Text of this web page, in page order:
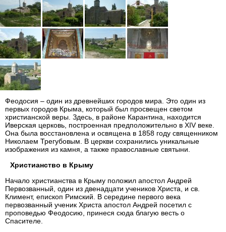
Феодосия – один из древнейших городов мира. Это один из
первых городов Крыма, который был просвещен светом
христианской веры. Здесь, в районе Карантина, находится
Иверская церковь, построенная предположительно в XIV веке.
Она была восстановлена и освящена в 1858 году священником
Николаем Трегубовым. В церкви сохранились уникальные
изображения из камня, а также православные святыни.
Христианство в Крыму
Начало христианства в Крыму положил апостол Андрей
Первозванный, один из двенадцати учеников Христа, и св.
Климент, епископ Римский. В середине первого века
первозванный ученик Христа апостол Андрей посетил с
проповедью Феодосию, принеся сюда благую весть о
Спасителе.